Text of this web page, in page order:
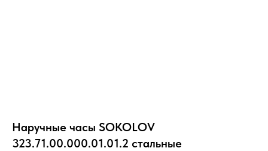
Наручные часы SOKOLOV
323.71.00.000.01.01.2 стальные